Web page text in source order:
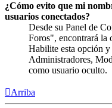
¿Cómo evito que mi
usuarios conectados?
Desde su Panel de
Foros", encontrará la
Habilite esta opción y
Administradores,
como usuario oculto.
Arriba